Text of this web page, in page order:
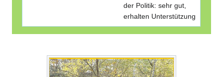
der Politik: sehr gut,
erhalten Unterstützung